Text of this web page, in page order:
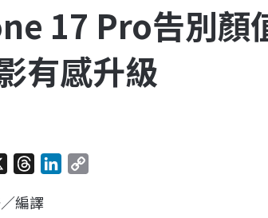
17 Pro告別顏
有感升級
r
編譯